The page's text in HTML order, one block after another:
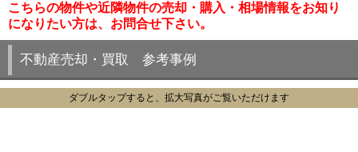
こちらの物件や近隣物件の売却・購入・相場情報をお知り
になりたい方は、お問合せ下さい。
不動産売却・買取 参考事例
ダブルタップすると、拡大写真がご覧いただけます